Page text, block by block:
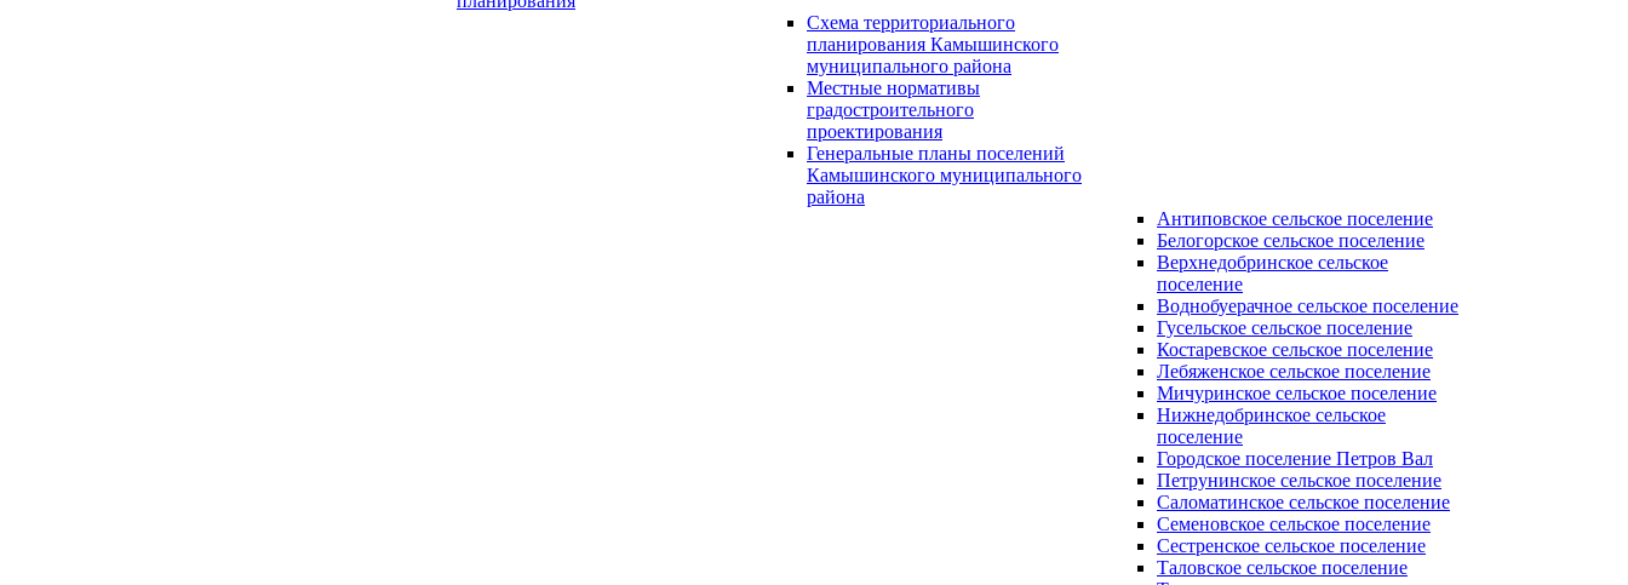
Схема территориального
планирования Камышинского
муниципального района
Местные нормативы
градостроительного
проектирования
Генеральные планы поселений
Камышинского муниципального
района
Антиповское сельское поселение
Белогорское сельское поселение
Верхнедобринское сельское
поселение
Воднобуерачное сельское поселение
Гусельское сельское поселение
Костаревское сельское поселение
Лебяженское сельское поселение
Мичуринское сельское поселение
Нижнедобринское сельское
поселение
Городское поселение Петров Вал
Петрунинское сельское поселение
Саломатинское сельское поселение
Семеновское сельское поселение
Сестренское сельское поселение
Таловское сельское поселение